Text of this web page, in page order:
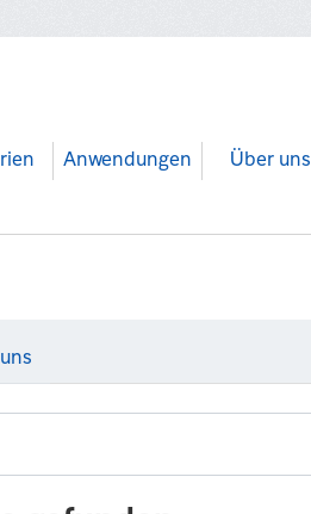
Anwendungen Über uns